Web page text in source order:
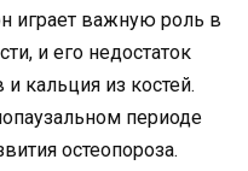
играет важную роль в
и его недостаток
кальция из костей.
периоде
остеопороза.